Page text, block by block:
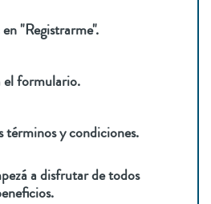
"Registrarme".
formulario.
términos y condiciones.
a disfrutar de todos